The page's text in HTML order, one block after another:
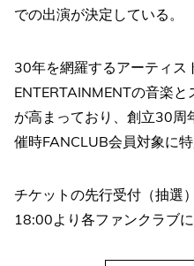
での出演が決定している。
30年を網羅するアーティス
ENTERTAINMENTの音楽
が高まっており、創立30周
催時FANCLUB会員対象に
チケットの先行受付（抽選
18:00より各ファンクラブに